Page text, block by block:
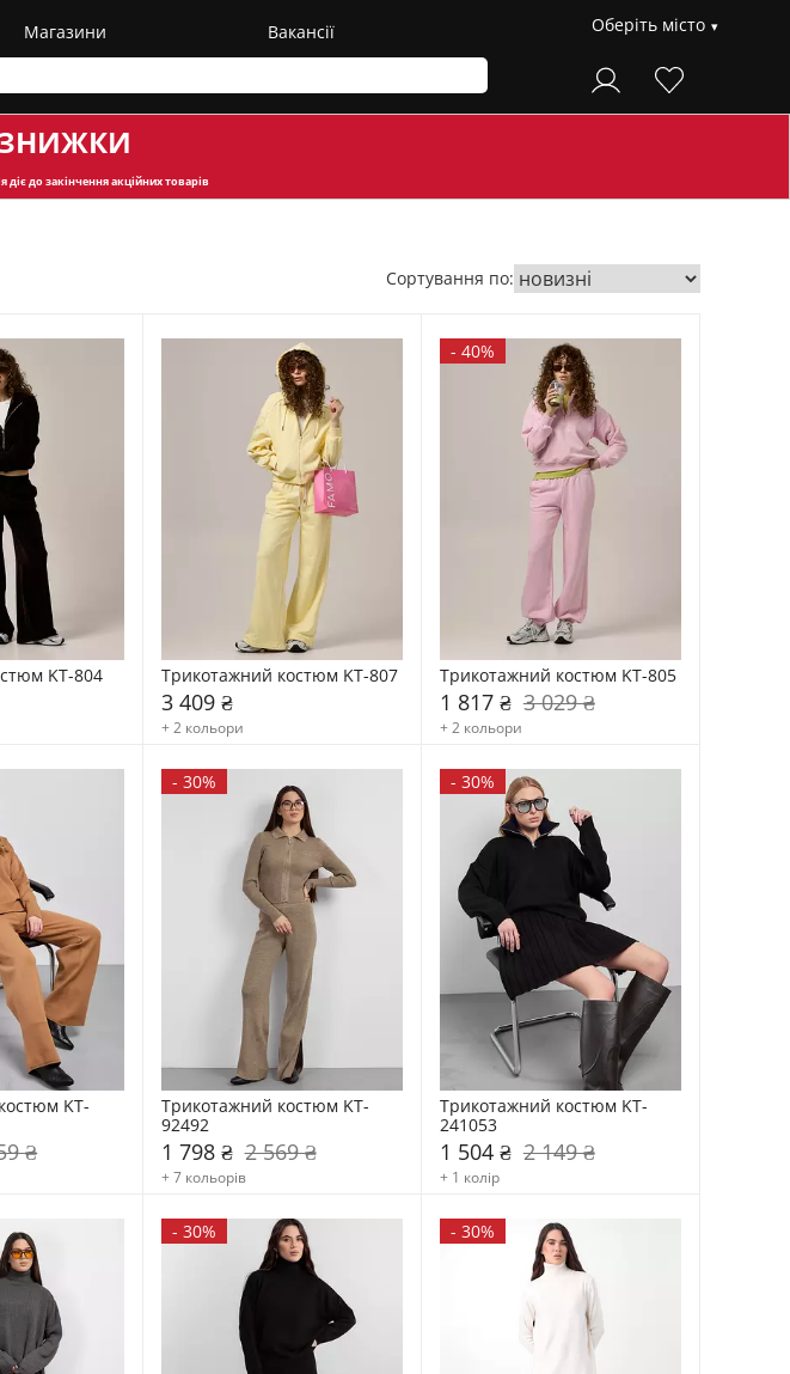
Магазини Вакансії Оберіть місто
ЗНИЖКИ
діє до закінчення акційних товарів
Сортування по:
KT-804 Трикотажний костюм KT-807
3 409 ₴
+ 2 кольори
- 40%
Трикотажний костюм KT-805
1 817 ₴ 3 029 ₴
+ 2 кольори
KT-
₴
- 30%
Трикотажний костюм KT-
92492
1 798 ₴ 2 569 ₴
+ 7 кольорів
- 30%
Трикотажний костюм KT-
241053
1 504 ₴ 2 149 ₴
+ 1 колір
- 30% - 30%